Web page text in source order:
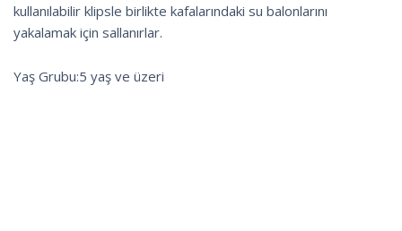
kullanılabilir klipsle birlikte kafalarındaki su balonlarını
yakalamak için sallanırlar.
Yaş Grubu:5 yaş ve üzeri